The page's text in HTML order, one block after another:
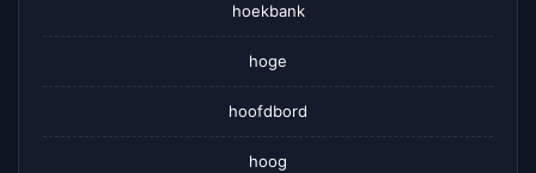
hoekbank
hoge
hoofdbord
hoog